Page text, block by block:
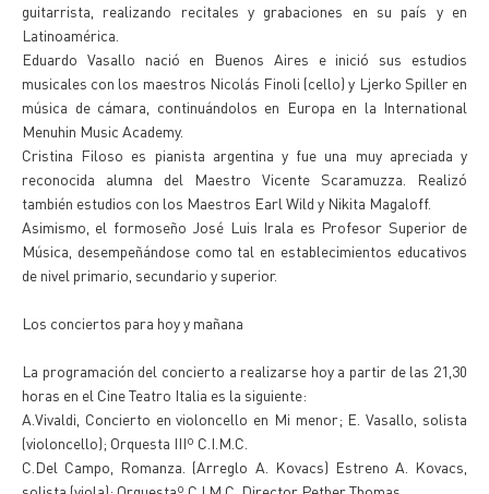
guitarrista, realizando recitales y grabaciones en su país y en
Latinoamérica.
Eduardo Vasallo nació en Buenos Aires e inició sus estudios
musicales con los maestros Nicolás Finoli (cello) y Ljerko Spiller en
música de cámara, continuándolos en Europa en la International
Menuhin Music Academy.
Cristina Filoso es pianista argentina y fue una muy apreciada y
reconocida alumna del Maestro Vicente Scaramuzza. Realizó
también estudios con los Maestros Earl Wild y Nikita Magaloff.
Asimismo, el formoseño José Luis Irala es Profesor Superior de
Música, desempeñándose como tal en establecimientos educativos
de nivel primario, secundario y superior.
Los conciertos para hoy y mañana
La programación del concierto a realizarse hoy a partir de las 21,30
horas en el Cine Teatro Italia es la siguiente:
A.Vivaldi, Concierto en violoncello en Mi menor; E. Vasallo, solista
(violoncello); Orquesta IIIº C.I.M.C.
C.Del Campo, Romanza. (Arreglo A. Kovacs) Estreno A. Kovacs,